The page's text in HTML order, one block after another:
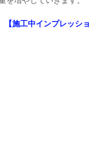
【施工中インプレッショ